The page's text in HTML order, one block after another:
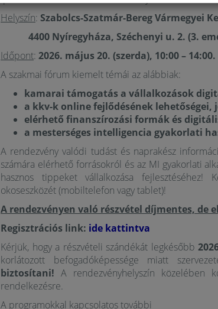
Helyszín: Szabolcs-Szatmár-Bereg Vármegyei
4400 Nyíregyháza, Széchenyi u. 2. (3.
Időpont: 2026. május 20. (szerda), 10:00 – 14:00.
A szakmai fórum kiemelt témái az alábbiak:
kamarai támogatás a vállalkozások
a kkv-k online fejlődésének
elérhető finanszírozási formák és
a mesterséges intelligencia gyakorlati
A rendezvény valódi tudást és naprakész
számára elérhető forrásokról és az MI gyakorlati
hasznos tippeket vállalkozása fejlesztéséhez!
okoseszközét (mobiltelefon vagy tablet)!
A rendezvényen való részvétel díjmentes, de
Regisztrációs link: ide kattintva
Kérjük, hogy a részvételi szándékát legkésőbb
korlátozott befogadóképessége miatt
biztosítani! A rendezvényhelyszín közelében
rendelkezésre.
A programokkal kapcsolatos további